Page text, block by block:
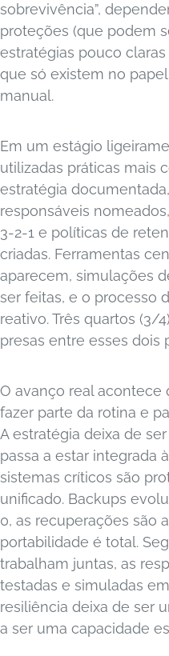
sobrevivência”,
proteções (que podem
estratégias pouco
que só existem no
manual.
Em um estágio
utilizadas práticas mais
estratégia
responsáveis
3-2-1 e políticas de
criadas. Ferramentas
aparecem, simulações
ser feitas, e o processo
reativo. Três quartos (3/
presas entre esses dois
O avanço real acontece
fazer parte da rotina e
A estratégia deixa de
passa a estar integrada
sistemas críticos são
unificado. Backups
0, as recuperações são
portabilidade é total.
trabalham juntas, as
testadas e simuladas
resiliência deixa de ser
a ser uma capacidade